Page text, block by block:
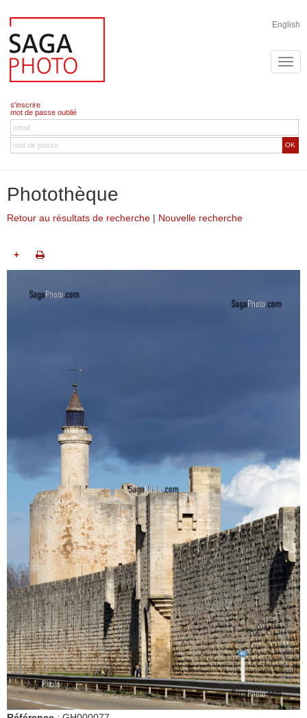
English
s'inscrire
mot de passe oublié
OK
Photothèque
Retour au résultats de recherche | Nouvelle recherche
+